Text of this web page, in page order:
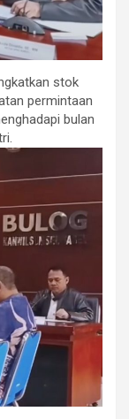
stok
permintaan
bulan